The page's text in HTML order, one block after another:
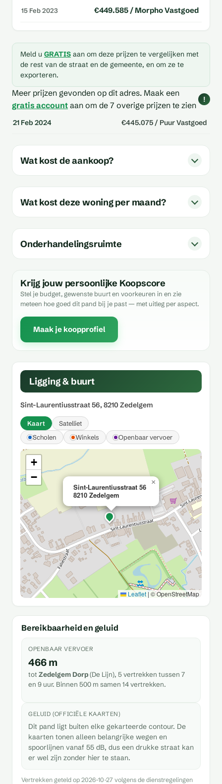
15 Feb 2023 €449.585 / Morpho Vastgoed
Meld u GRATIS aan om deze prijzen te vergelijken met
de rest van de straat en de gemeente, en om ze te
exporteren.
Meer prijzen gevonden op dit adres. Maak een
gratis account aan om de 7 overige prijzen te zien
!
21 Feb 2024 €445.075 / Puur Vastgoed
Wat kost de aankoop?
Wat kost deze woning per maand?
Onderhandelingsruimte
Krijg jouw persoonlijke Koopscore
Stel je budget, gewenste buurt en voorkeuren in en zie
meteen hoe goed dit pand bij je past — met uitleg per aspect.
Maak je koopprofiel
Ligging & buurt
Sint-Laurentiusstraat 56, 8210 Zedelgem
Kaart
Satelliet
Scholen
Winkels Openbaar vervoer
Sint-Laurentiusstraat 56
8210 Zedelgem
×
+
−
Leaflet | © OpenStreetMap
Bereikbaarheid en geluid
OPENBAAR VERVOER
466 m
tot Zedelgem Dorp(De Lijn), 5 vertrekken tussen 7
en 9 uur. Binnen 500 m samen 14 vertrekken.
GELUID (OFFICIËLE KAARTEN)
Dit pand ligt buiten elke gekarteerde contour. De
kaarten tonen alleen belangrijke wegen en
spoorlijnen vanaf 55 dB, dus een drukke straat kan
er wel zijn zonder hier te staan.
Vertrekken geteld op 2026-10-27 volgens de dienstregelingen